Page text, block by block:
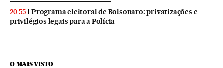
20:55
Programa eleitoral de Bolsonaro: privatizações e
privilégios legais para a Polícia
O MAIS VISTO